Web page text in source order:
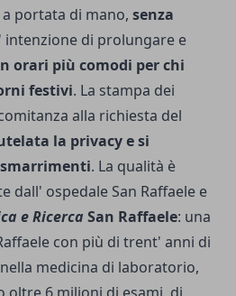
portata di mano, senza
intenzione di prolungare e
orari più comodi per chi
festivi. La stampa dei
alla richiesta del
la privacy e si
. La qualità è
dall' ospedale San Raffaele e
e Ricerca San Raffaele: una
con più di trent' anni di
medicina di laboratorio,